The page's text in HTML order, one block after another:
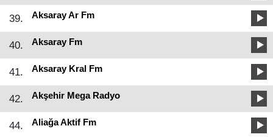
39. Aksaray Ar Fm
40. Aksaray Fm
41. Aksaray Kral Fm
42. Akşehir Mega Radyo
44. Aliağa Aktif Fm